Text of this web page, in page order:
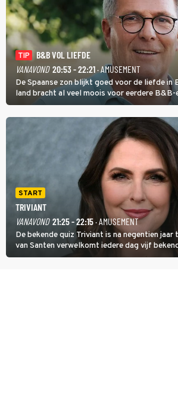
TIP
B&B VOL LIEFDE
VANAVOND 20:53 - 22:21· AMUSEMENT
De Spaanse zon blijkt goed voor de liefde in
land bracht al veel moois voor eerdere B&B-
partners. Ook Paul runt zijn gastenverblijf in
weduwnaar stuurt aan op een nieuw
START
TRIVIANT
VANAVOND 21:25 - 22:15· AMUSEMENT
De bekende quiz Triviant is na negentien jaar
van Santen verwelkomt iedere dag vijf
vragen beantwoorden in verschillende